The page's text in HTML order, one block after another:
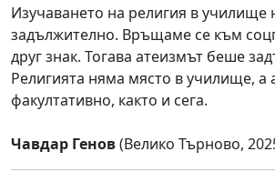
Изучаването на религия в
задължително. Връщаме се към
друг знак. Тогава атеизмът беше
Религията няма място в училище, а
факултативно, както и сега.
Чавдар Генов(Велико Търново,